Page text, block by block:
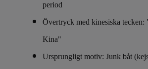
period
Övertryck med kinesiska tecken:
Kina"
Ursprungligt motiv: Junk båt